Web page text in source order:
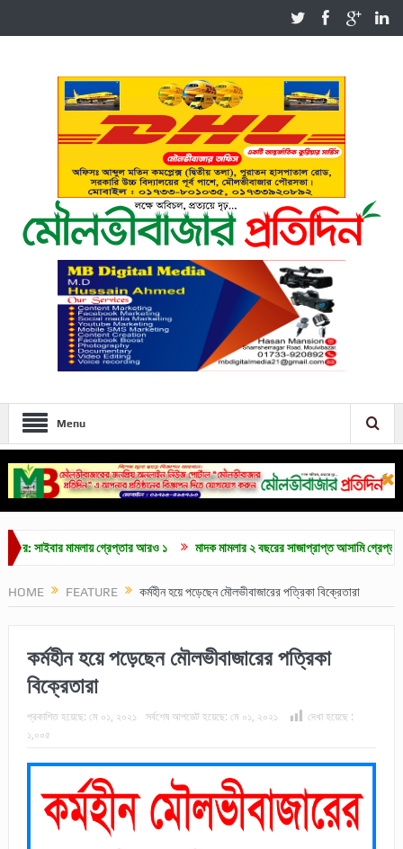
Menu
সাইবার মামলায় গ্রেপ্তার আরও ১ মাদক মামলার ২ বছরের সাজাপ্রাপ্ত আসামি গ্রেপ্তার
HOME FEATURE কর্মহীন হয়ে পড়েছেন মৌলভীবাজারের পত্রিকা বিক্রেতারা
কর্মহীন হয়ে পড়েছেন মৌলভীবাজারের পত্রিকা
বিক্রেতারা
প্রকাশিত হয়েছে: মে ০১, ২০২১ সর্বশেষ আপডেট হয়েছে: মে ০১, ২০২১
দেখা হয়েছে :
১,০০৫